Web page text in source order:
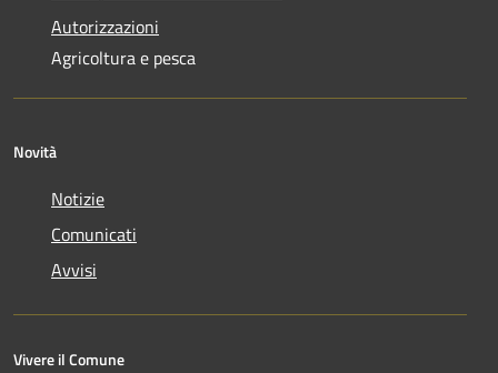
Autorizzazioni
Agricoltura e pesca
Novità
Notizie
Comunicati
Avvisi
Vivere il Comune